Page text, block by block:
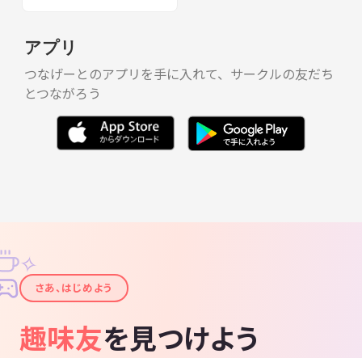
アプリ
つなげーとのアプリを手に入れて、サークルの友だち
とつながろう
✦
✧
さあ、はじめよう
趣味友を見つけよう